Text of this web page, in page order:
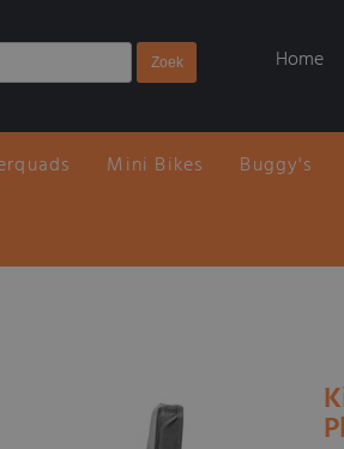
Home
Mini Bikes Buggy's